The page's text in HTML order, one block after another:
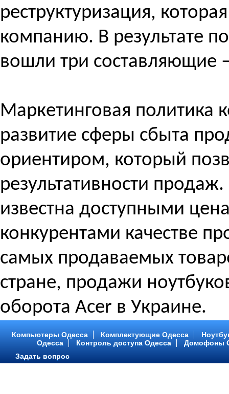
реструктуризация,
компанию. В результате
вошли три составляющие
Маркетинговая политика
развитие сферы сбыта
ориентиром, который
результативности
известна доступными
конкурентами качестве
самых продаваемых
стране, продажи
оборота Acer в Украине.
Компьютеры Одесса Комплектующие Одесса
Одесса
Контроль доступа Одесса
Домофоны
Задать вопрос